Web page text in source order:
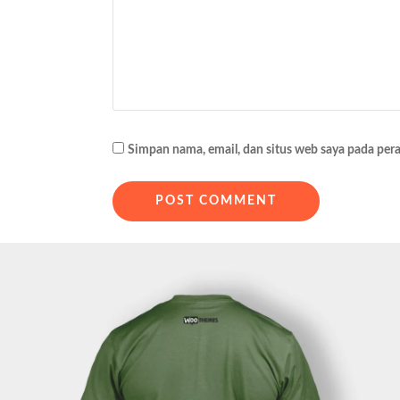
Simpan nama, email, dan situs web saya pada